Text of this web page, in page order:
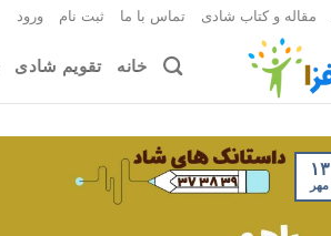
مقاله و کتاب شادی تماس با ما ثبت نام ورود
خانه تقویم شادی
۱۳
مهر